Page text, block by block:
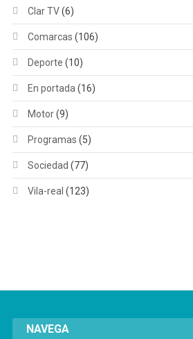
Clar TV(6)
Comarcas (106)
Deporte (10)
En portada (16)
Motor(9)
Programas (5)
Sociedad (77)
Vila-real (123)
NAVEGA